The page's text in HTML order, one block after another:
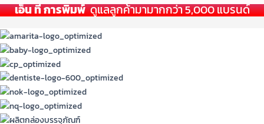
เอ็น ที การพิมพ์ดูแลลูกค้ามามากกว่า 5,000 แบรนด์